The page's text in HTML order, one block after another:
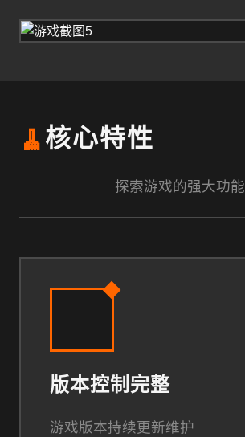
🧹核心特性
探索游戏的强大功能
版本控制完整
游戏版本持续更新维护